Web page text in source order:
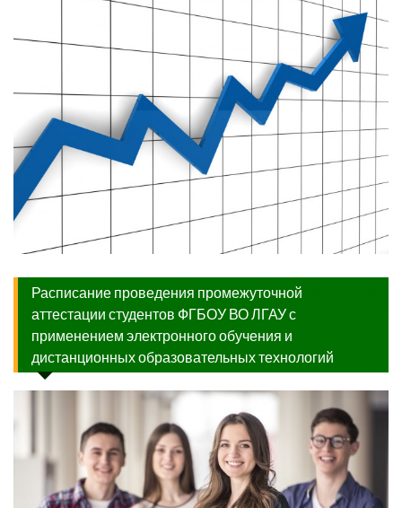
Расписание проведения промежуточной
аттестации студентов ФГБОУ ВО ЛГАУ с
применением электронного обучения и
дистанционных образовательных технологий